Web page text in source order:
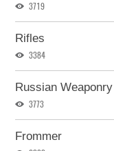
3719
Rifles
3384
Russian Weaponry
3773
Frommer